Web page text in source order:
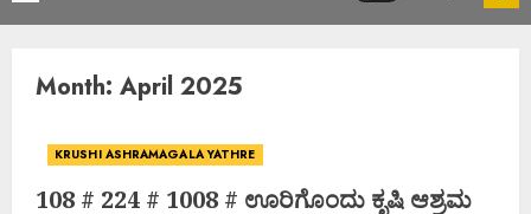
Month: April 2025
KRUSHI ASHRAMAGALA YATHRE
108 # 224 # 1008 # ಊರಿಗೊಂದು ಕೃಷಿ ಆಶ್ರಮ